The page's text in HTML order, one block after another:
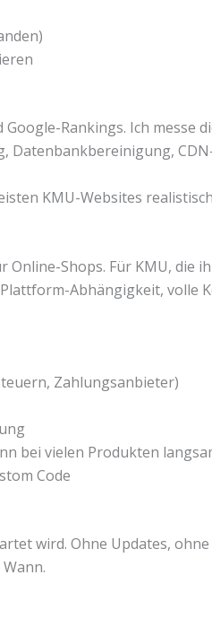
Rankings. Ich
Datenbankbereinigung,
KMU-Websites
Online-Shops. Für KMU,
Abhängigkeit, volle
Zahlungsanbieter)
bei vielen Produkten
Code
wird. Ohne Updates,